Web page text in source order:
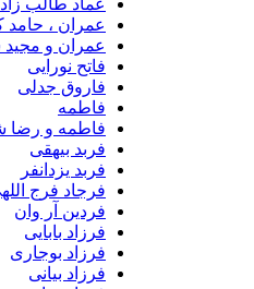
عماد طالب زاده
عمران ، حامد کاظم
عمران و مجید
فاتح نورایی
فاروق جدلی
فاطمه
فاطمه و رضا شیری
فربد بیهقی
فربد یزدانفر
فرجاد فرج اللهی
فردین آر وان
فرزاد بابایی
فرزاد بوجاری
فرزاد بیانی